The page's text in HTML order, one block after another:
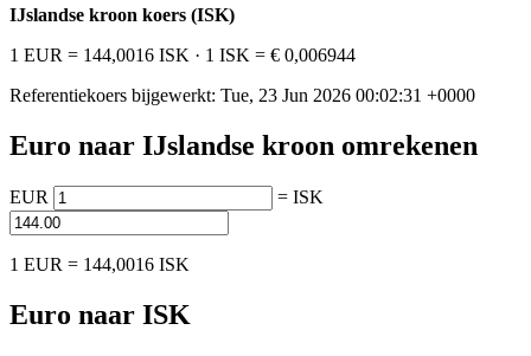
IJslandse kroon koers (ISK)
1 EUR = 144,0016 ISK · 1 ISK = € 0,006944
Referentiekoers bijgewerkt: Tue, 23 Jun 2026 00:02:31 +0000
Euro naar IJslandse kroon omrekenen
EUR = ISK
1 EUR = 144,0016 ISK
Euro naar ISK